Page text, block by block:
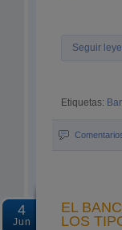
Seguir
Etiquetas:
4
Jun
EL
LOS